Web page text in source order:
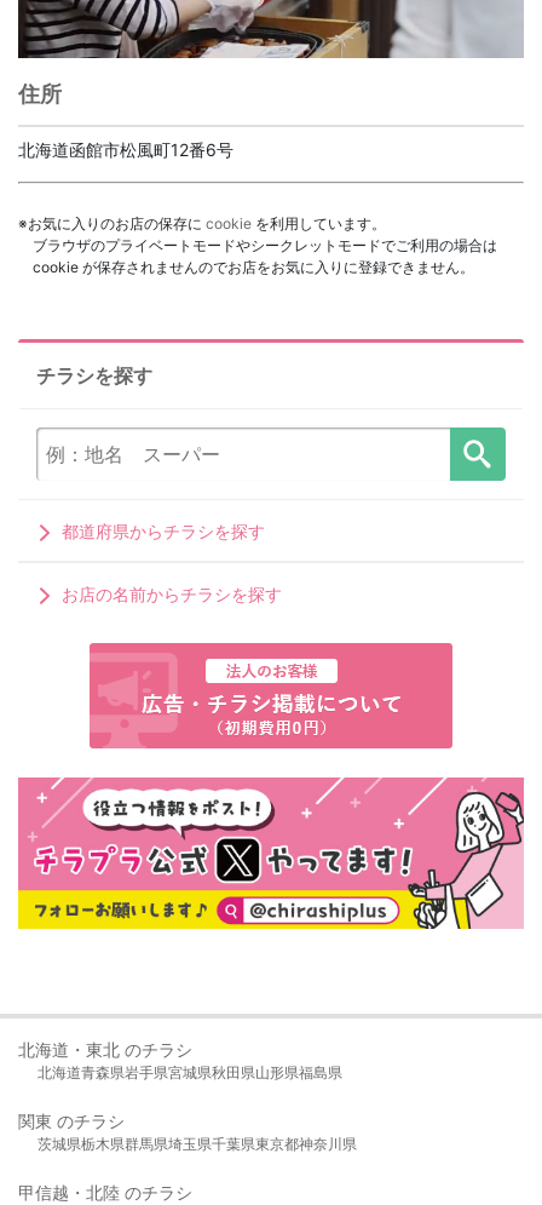
住所
北海道函館市松風町12番6号
※お気に入りのお店の保存に cookie を利用しています。
ブラウザのプライベートモードやシークレットモードでご利用の場合は
cookie が保存されませんのでお店をお気に入りに登録できません。
チラシを探す
都道府県からチラシを探す
お店の名前からチラシを探す
北海道・東北 のチラシ
北海道青森県岩手県宮城県秋田県山形県福島県
関東 のチラシ
茨城県栃木県群馬県埼玉県千葉県東京都神奈川県
甲信越・北陸 のチラシ